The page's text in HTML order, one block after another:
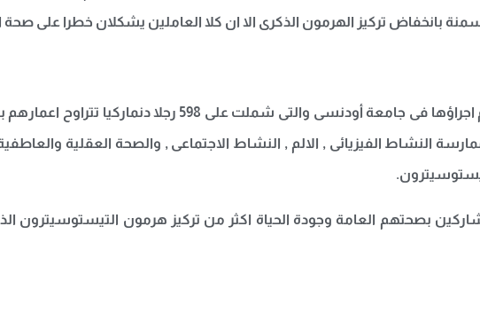
بانخفاض تركيز الهرمون الذكرى الا ان كلا العاملين يشكلان خطرا على صحة
النشاط الفيزيائى , الالم , النشاط الاجتماعى , والصحة العقلية
بصحتهم العامة وجودة الحياة اكثر من تركيز هرمون